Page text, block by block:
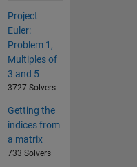
Project
Euler:
Problem 1,
Multiples of
3 and 5
3727 Solvers
Getting the
indices from
a matrix
733 Solvers